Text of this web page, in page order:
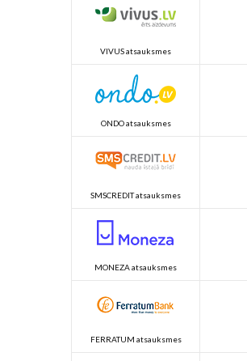
VIVUS atsauksmes
ONDO atsauksmes
SMSCREDIT atsauksmes
MONEZA atsauksmes
FERRATUM atsauksmes